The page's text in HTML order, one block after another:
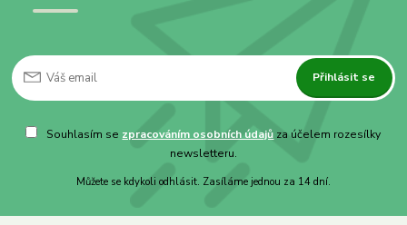
Přihlásit se
Souhlasím se zpracováním osobních údajů za účelem rozesílky
newsletteru.
Můžete se kdykoli odhlásit. Zasíláme jednou za 14 dní.